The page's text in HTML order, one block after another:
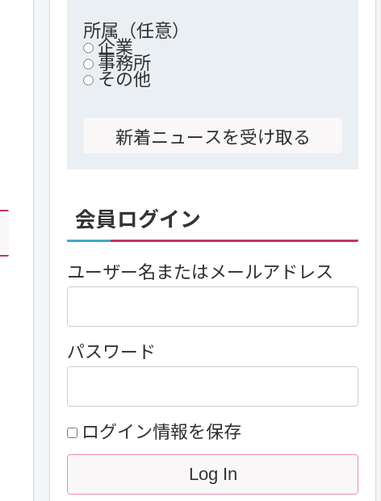
所属（任意）
企業
事務所
その他
会員ログイン
ユーザー名またはメールアドレス
パスワード
ログイン情報を保存